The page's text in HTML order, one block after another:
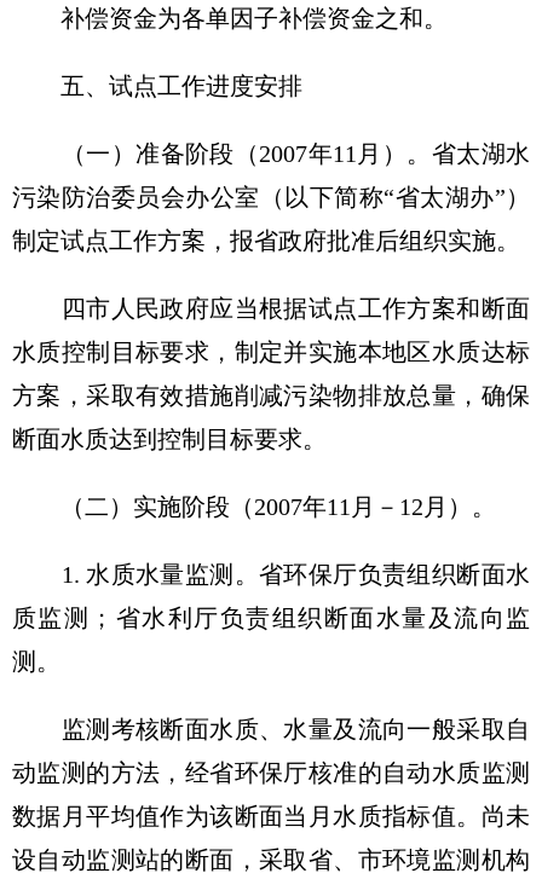
补偿资金为各单因子补偿资金之和。
五、试点工作进度安排
（一）准备阶段（2007年11月）。省太湖水
污染防治委员会办公室（以下简称“省太湖办”）
制定试点工作方案，报省政府批准后组织实施。
四市人民政府应当根据试点工作方案和断面
水质控制目标要求，制定并实施本地区水质达标
方案，采取有效措施削减污染物排放总量，确保
断面水质达到控制目标要求。
（二）实施阶段（2007年11月－12月）。
1. 水质水量监测。省环保厅负责组织断面水
质监测；省水利厅负责组织断面水量及流向监
测。
监测考核断面水质、水量及流向一般采取自
动监测的方法，经省环保厅核准的自动水质监测
数据月平均值作为该断面当月水质指标值。尚未
设自动监测站的断面，采取省、市环境监测机构